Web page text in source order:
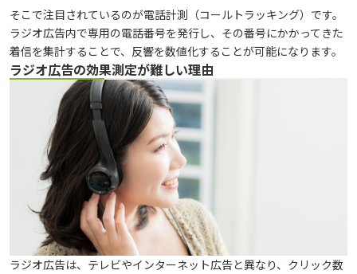
そこで注目されているのが電話計測（コールトラッキング）です。
ラジオ広告内で専用の電話番号を発行し、その番号にかかってきた
着信を集計することで、反響を数値化することが可能になります。
ラジオ広告の効果測定が難しい理由
ラジオ広告は、テレビやインターネット広告と異なり、クリック数